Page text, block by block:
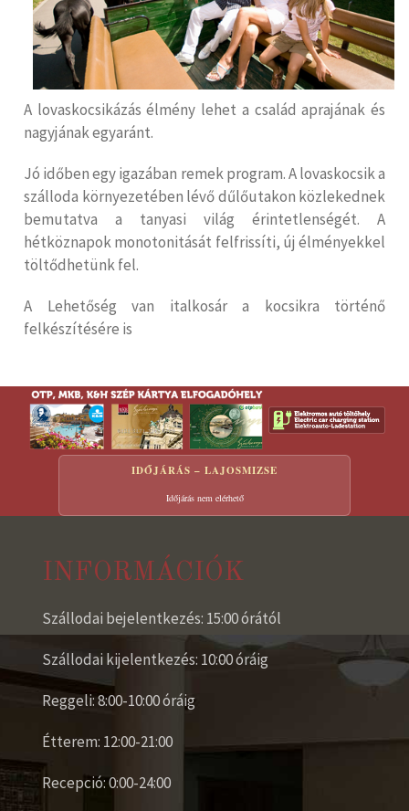
A lovaskocsikázás élmény lehet a család aprajának és
nagyjának egyaránt.
Jó időben egy igazában remek program. A lovaskocsik a
szálloda környezetében lévő dűlőutakon közlekednek
bemutatva a tanyasi világ érintetlenségét. A
hétköznapok monotonitását felfrissíti, új élményekkel
töltődhetünk fel.
A Lehetőség van italkosár a kocsikra történő
felkészítésére is
IDŐJÁRÁS – LAJOSMIZSE
Időjárás nem elérhető
INFORMÁCIÓK
Szállodai bejelentkezés: 15:00 órától
Szállodai kijelentkezés: 10:00 óráig
Reggeli: 8:00-10:00 óráig
Étterem: 12:00-21:00
Recepció: 0:00-24:00